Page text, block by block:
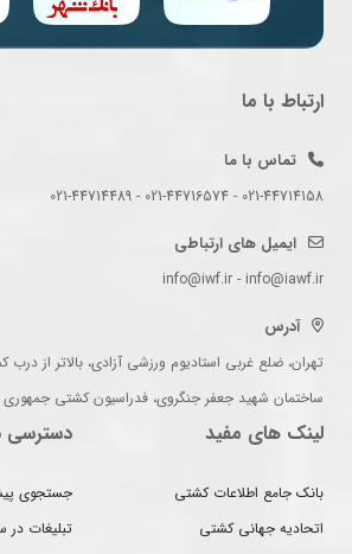
ارتباط با ما
تماس با ما
021-44714158 - 021-44716574 - 021-44714489
ایمیل های ارتباطی
info@iwf.ir - info@iawf.ir
آدرس
تهران، ضلع غربی استادیوم ورزشی آزادی، بالاتر از
ساختمان شهید جعفر جنگروی، فدراسیون کشتی جمهوری
لینک های مفید
بانک جامع اطلاعات کشتی
اتحادیه جهانی کشتی
دسترسی
جستجوی
تبلیغات در